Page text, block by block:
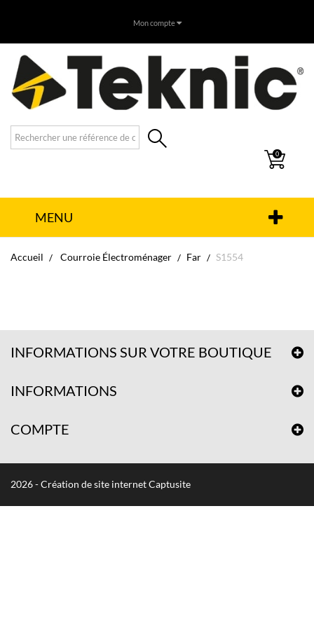
Mon compte
0
MENU
Accueil Courroie Électroménager Far S1554
INFORMATIONS SUR VOTRE BOUTIQUE
INFORMATIONS
COMPTE
2026 - Création de site internet Captusite